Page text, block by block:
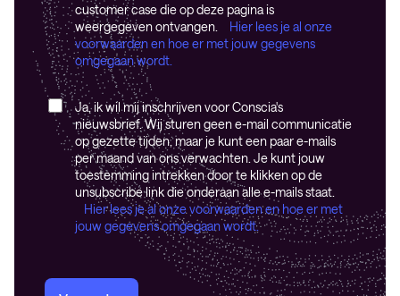
customer case die op deze pagina is
weergegeven ontvangen.
Hier lees je al onze
voorwaarden en hoe er met jouw gegevens
omgegaan wordt.
Ja, ik wil mij inschrijven voor Conscia's
nieuwsbrief. Wij sturen geen e-mail communicatie
op gezette tijden, maar je kunt een paar e-mails
per maand van ons verwachten. Je kunt jouw
toestemming intrekken door te klikken op de
unsubscribe link die onderaan alle e-mails staat.
Hier lees je al onze voorwaarden en hoe er met
jouw gegevens omgegaan wordt.